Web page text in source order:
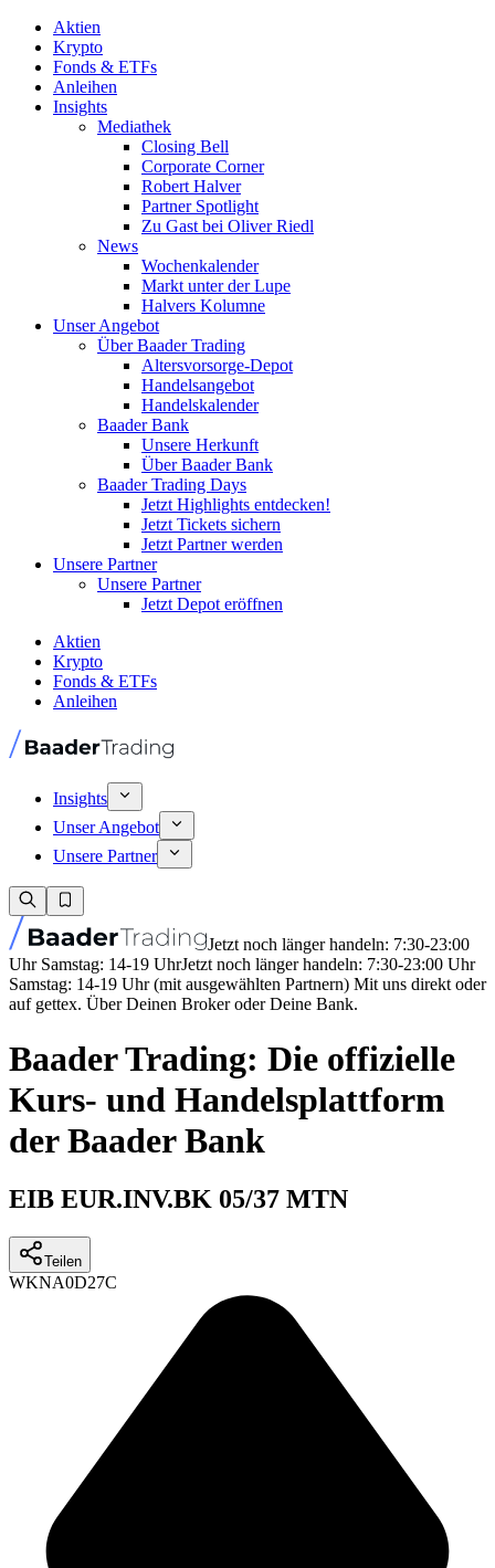
Aktien
Krypto
Fonds & ETFs
Anleihen
Insights
Mediathek
Closing Bell
Corporate Corner
Robert Halver
Partner Spotlight
Zu Gast bei Oliver Riedl
News
Wochenkalender
Markt unter der Lupe
Halvers Kolumne
Unser Angebot
Über Baader Trading
Altersvorsorge-Depot
Handelsangebot
Handelskalender
Baader Bank
Unsere Herkunft
Über Baader Bank
Baader Trading Days
Jetzt Highlights entdecken!
Jetzt Tickets sichern
Jetzt Partner werden
Unsere Partner
Unsere Partner
Jetzt Depot eröffnen
Aktien
Krypto
Fonds & ETFs
Anleihen
Insights
Unser Angebot
Unsere Partner
Jetzt noch länger handeln: 7:30-23:00
Uhr Samstag: 14-19 UhrJetzt noch länger handeln: 7:30-23:00 Uhr
Samstag: 14-19 Uhr (mit ausgewählten Partnern) Mit uns direkt oder
auf gettex. Über Deinen Broker oder Deine Bank.
Baader Trading: Die offizielle
Kurs- und Handelsplattform
der Baader Bank
EIB EUR.INV.BK 05/37 MTN
Teilen
WKNA0D27C